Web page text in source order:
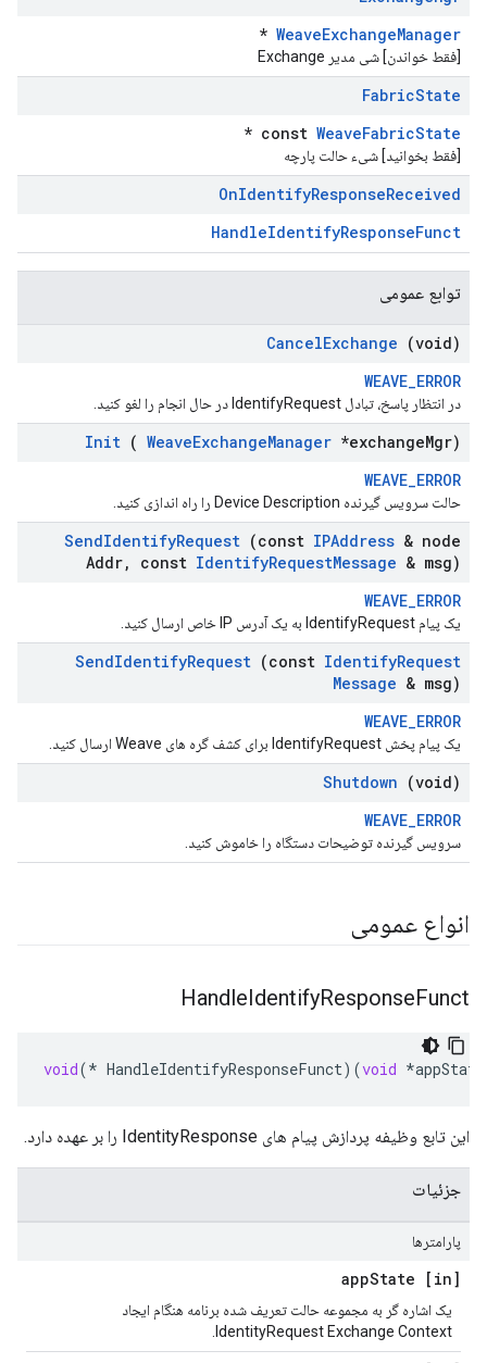
WeaveExchangeManager
*
[فقط خواندن] شی مدیر Exchange
FabricState
const WeaveFabricState
*
[فقط بخوانید] شیء حالت پارچه
OnIdentifyResponseReceived
HandleIdentifyResponseFunct
توابع عمومی
CancelExchange (void)
WEAVE_ERROR
در انتظار پاسخ، تبادل IdentifyRequest در حال انجام را لغو کنید.
Init ( WeaveExchangeManager *exchangeMgr)
WEAVE_ERROR
حالت سرویس گیرنده Device Description را راه اندازی کنید.
SendIdentifyRequest (const IPAddress & node
Addr, const IdentifyRequestMessage & msg)
WEAVE_ERROR
یک پیام IdentifyRequest به یک آدرس IP خاص ارسال کنید.
SendIdentifyRequest (const IdentifyRequest
Message & msg)
WEAVE_ERROR
یک پیام پخش IdentifyRequest برای کشف گره های Weave ارسال کنید.
Shutdown (void)
WEAVE_ERROR
سرویس گیرنده توضیحات دستگاه را خاموش کنید.
انواع عمومی
HandleIdentifyResponseFunct
void(* HandleIdentifyResponseFunct)(void *appState
این تابع وظیفه پردازش پیام های IdentityResponse را بر عهده دارد.
جزئیات
پارامترها
[in] app
State
یک اشاره گر به مجموعه حالت تعریف شده برنامه هنگام ایجاد
IdentityRequest Exchange Context.